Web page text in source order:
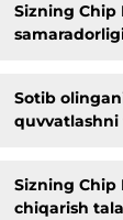
Sizning Chip
Sotib
quvvatlashni
Sizning
chiqarish